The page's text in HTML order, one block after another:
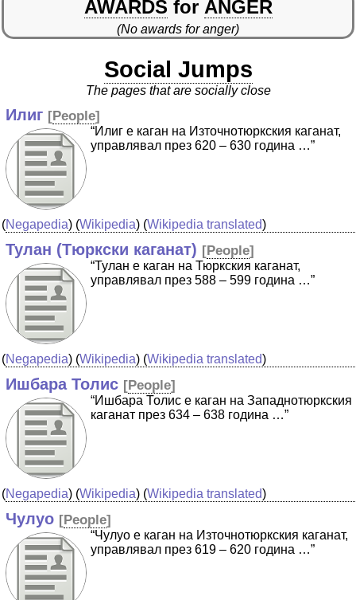
AWARDS for ANGER
(No awards for anger)
Social Jumps
The pages that are socially close
Илиг [People]
“Илиг е каган на Източнотюркския каганат,
управлявал през 620 – 630 година …”
(Negapedia) (Wikipedia) (Wikipedia translated)
Тулан (Тюркски каганат) [People]
“Тулан е каган на Тюркския каганат,
управлявал през 588 – 599 година …”
(Negapedia) (Wikipedia) (Wikipedia translated)
Ишбара Толис [People]
“Ишбара Толис е каган на Западнотюркския
каганат през 634 – 638 година …”
(Negapedia) (Wikipedia) (Wikipedia translated)
Чулуо [People]
“Чулуо е каган на Източнотюркския каганат,
управлявал през 619 – 620 година …”